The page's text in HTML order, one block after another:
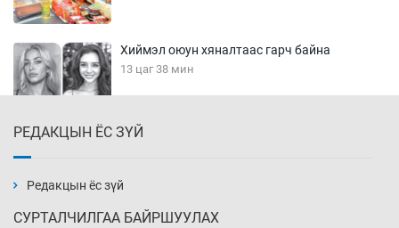
Хиймэл оюун хяналтаас гарч байна
13 цаг 38 мин
14 цаг 8 мин
РЕДАКЦЫН ЁС ЗҮЙ
Редакцын ёс зүй
СУРТАЛЧИЛГАА БАЙРШУУЛАХ